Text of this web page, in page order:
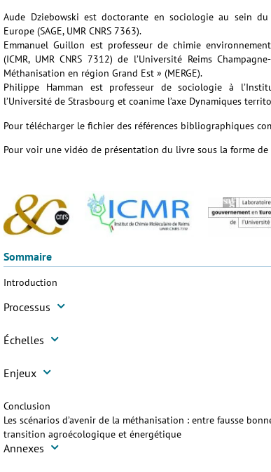
Aude Dziebowski est doctorante en sociologie au sein du
Europe (SAGE, UMR CNRS 7363).
Emmanuel Guillon est professeur de chimie
(ICMR, UMR CNRS 7312) de l’Université Reims
Méthanisation en région Grand Est » (MERGE).
Philippe Hamman est professeur de sociologie à
l’Université de Strasbourg et coanime l’axe Dynamiques
Pour télécharger le fichier des références bibliographiques
Pour voir une vidéo de présentation du livre sous la forme
Sommaire
Introduction
Processus
Échelles
Enjeux
Conclusion
Les scénarios d’avenir de la méthanisation : entre fausse
transition agroécologique et énergétique
Annexes